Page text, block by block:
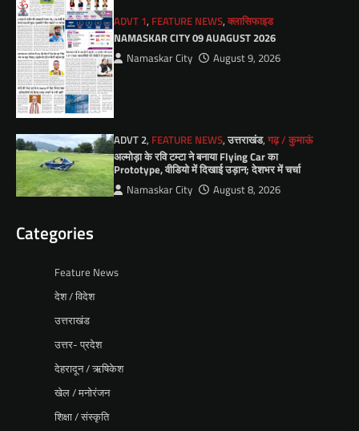
ADVT 1, FEATURE NEWS,क्लासिफाइड
NAMASKAR CITY 09 AUAGUST 2026
Namaskar City August 9, 2026
ADVT 2, FEATURE NEWS,उत्तराखंड,गढ़ / कुमाऊं
अल्मोड़ा के रवि टम्टा ने बनाया Flying Car का
Prototype, वीडियो में दिखाई उड़ान; देशभर में चर्चा
Namaskar City August 8, 2026
Categories
Feature News
देश / विदेश
उत्तराखंड
उत्तर- प्रदेश
देहरादून / ऋषिकेश
खेल / मनोरंजन
शिक्षा / संस्कृति